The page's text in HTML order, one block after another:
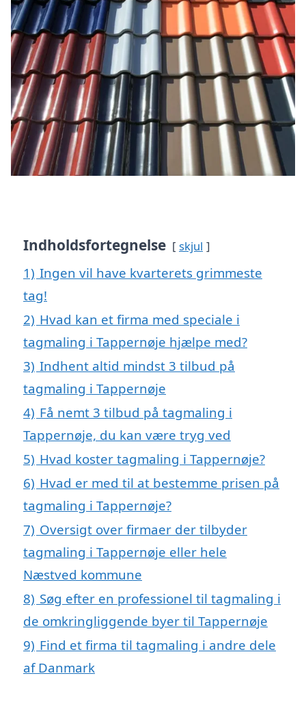
Indholdsfortegnelse skjul
1) Ingen vil have kvarterets grimmeste
tag!
2) Hvad kan et firma med speciale i
tagmaling i Tappernøje hjælpe med?
3) Indhent altid mindst 3 tilbud på
tagmaling i Tappernøje
4) Få nemt 3 tilbud på tagmaling i
Tappernøje, du kan være tryg ved
5) Hvad koster tagmaling i Tappernøje?
6) Hvad er med til at bestemme prisen på
tagmaling i Tappernøje?
7) Oversigt over firmaer der tilbyder
tagmaling i Tappernøje eller hele
Næstved kommune
8) Søg efter en professionel til tagmaling i
de omkringliggende byer til Tappernøje
9) Find et firma til tagmaling i andre dele
af Danmark